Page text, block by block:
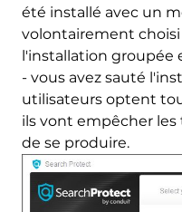
été installé avec un
volontairement choisi
l'installation groupée
- vous avez sauté
utilisateurs optent
ils vont empêcher
de se produire.